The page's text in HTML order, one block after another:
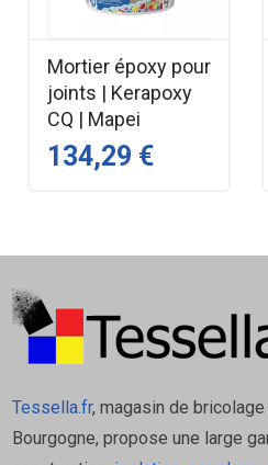
autolissant
Épaisseur
Temps de séchage : 3
Conditionnement : Sac
carrelage, parquet,
Correction des
Documentation
Mortier époxy pour
joints | Kerapoxy
CQ | Mapei
134,29 €
Tessella.fr, magasin de
Bourgogne, propose une large